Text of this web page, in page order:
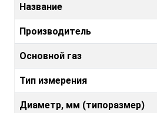
Название
Производитель
Основной газ
Тип измерения
Диаметр, мм (типоразмер)